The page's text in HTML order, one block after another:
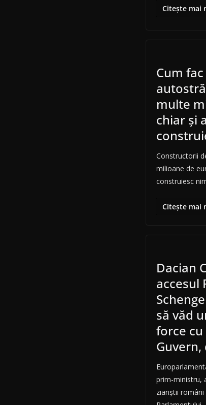
Citește mai
Cum
multe
chiar și
Constructorii
milioane de
construiesc
Citește mai
Dacian
accesul
să văd
force
Guvern,
prim-ministru,
ziariştii